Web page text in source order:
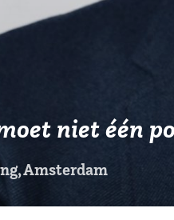
niet één
Amsterdam